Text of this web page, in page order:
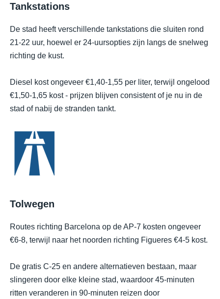
Tankstations
De stad heeft verschillende tankstations die sluiten rond
21-22 uur, hoewel er 24-uursopties zijn langs de snelweg
richting de kust.
Diesel kost ongeveer €1,40-1,55 per liter, terwijl ongelood
€1,50-1,65 kost - prijzen blijven consistent of je nu in de
stad of nabij de stranden tankt.
Tolwegen
Routes richting Barcelona op de AP-7 kosten ongeveer
€6-8, terwijl naar het noorden richting Figueres €4-5 kost.
De gratis C-25 en andere alternatieven bestaan, maar
slingeren door elke kleine stad, waardoor 45-minuten
ritten veranderen in 90-minuten reizen door